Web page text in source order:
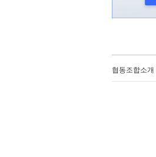
협동조합소개